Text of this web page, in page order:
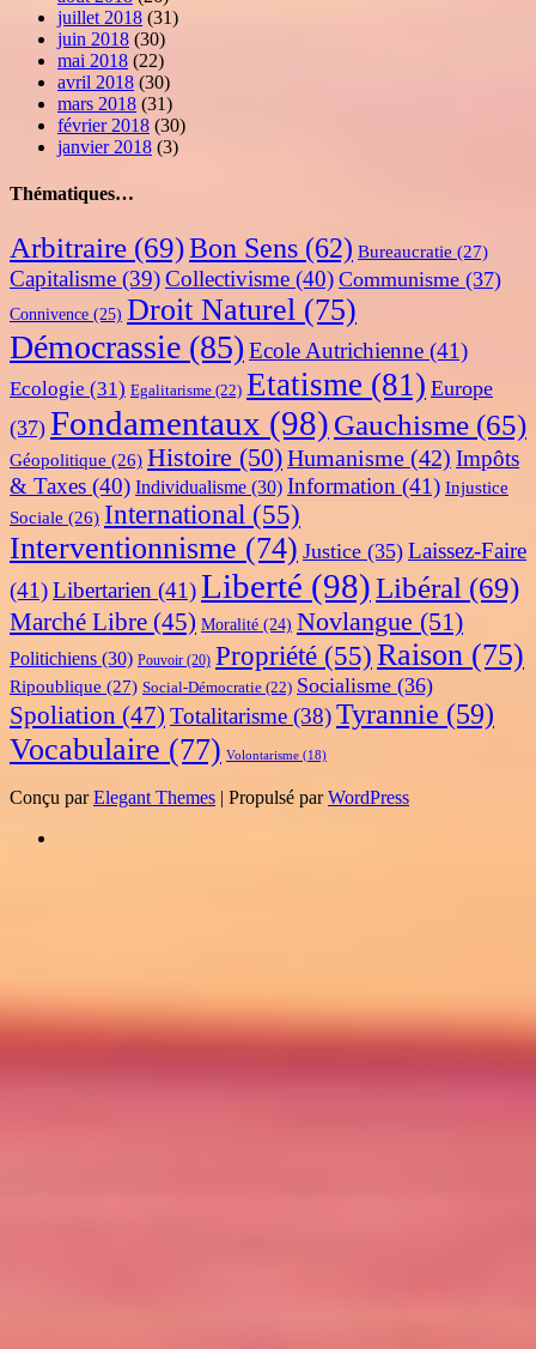
juillet 2018 (31)
juin 2018 (30)
mai 2018 (22)
avril 2018 (30)
mars 2018 (31)
février 2018 (30)
janvier 2018 (3)
Thématiques…
Arbitraire (69)Bon Sens (62) Bureaucratie (27)
Capitalisme (39)Collectivisme (40) Communisme (37)
Connivence (25) Droit Naturel (75)
Démocrassie (85) Ecole Autrichienne (41)
Ecologie (31) Egalitarisme (22) Etatisme (81) Europe
(37) Fondamentaux (98) Gauchisme (65)
Géopolitique (26) Histoire (50)Humanisme (42) Impôts
& Taxes (40) Individualisme (30) Information (41) Injustice
Sociale (26) International (55)
Interventionnisme (74) Justice (35) Laissez-Faire
(41)Libertarien (41)Liberté (98)Libéral (69)
Marché Libre (45) Moralité (24) Novlangue (51)
Politichiens (30) Pouvoir (20) Propriété (55) Raison (75)
Ripoublique (27) Social-Démocratie (22) Socialisme (36)
Spoliation (47) Totalitarisme (38)Tyrannie (59)
Vocabulaire (77) Volontarisme (18)
Conçu parElegant Themes | Propulsé parWordPress